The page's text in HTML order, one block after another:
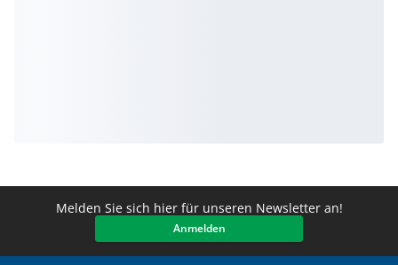
Melden Sie sich hier für unseren Newsletter an!
Anmelden